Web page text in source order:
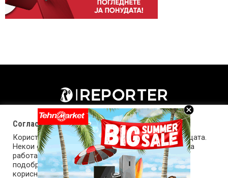
Согласност за колачиња (cookies)
Користиме колачиња за оптимизирање на страницата.
Некои од колачињата се од суштинско значење за
работата на страницата, а други помагаат да ја
подобриме оваа интернет страница и вашето
корисничко искуство. Напомена: задолжителните